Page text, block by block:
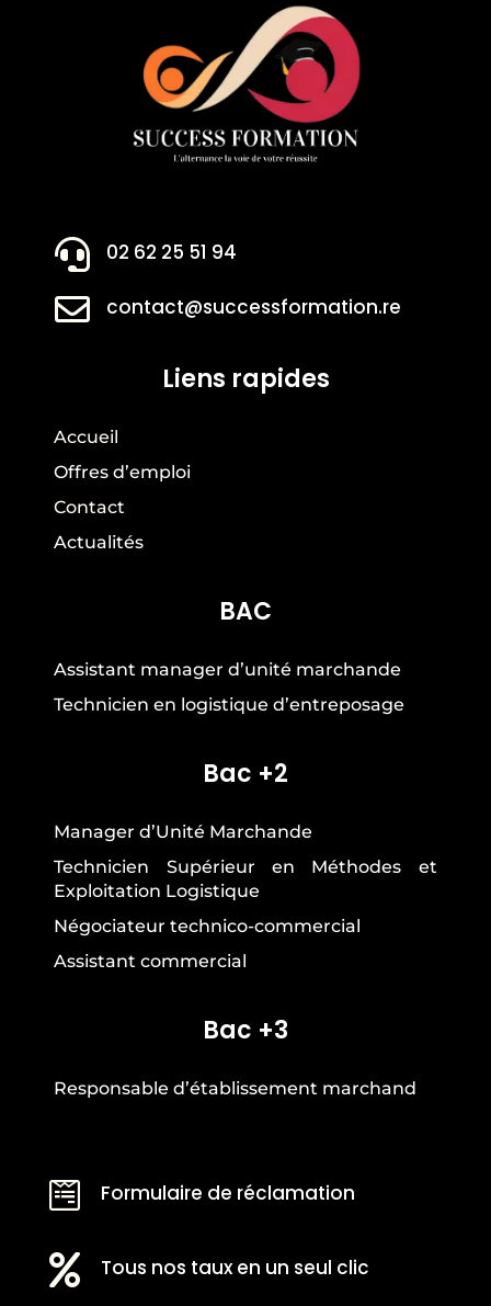
 02 62 25 51 94
 contact@successformation.re
Liens rapides
Accueil
Offres d’emploi
Contact
Actualités
BAC
Assistant manager d’unité marchande
Technicien en logistique d’entreposage
Bac +2
Manager d’Unité Marchande
Technicien Supérieur en Méthodes et
Exploitation Logistique
Négociateur technico-commercial
Assistant commercial
Bac +3
Responsable d’établissement marchand
 Formulaire de réclamation
 Tous nos taux en un seul clic